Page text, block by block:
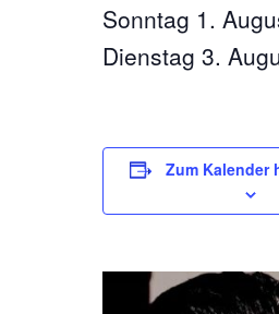
Sonntag 1.
Dienstag 3.
Zum Kalender